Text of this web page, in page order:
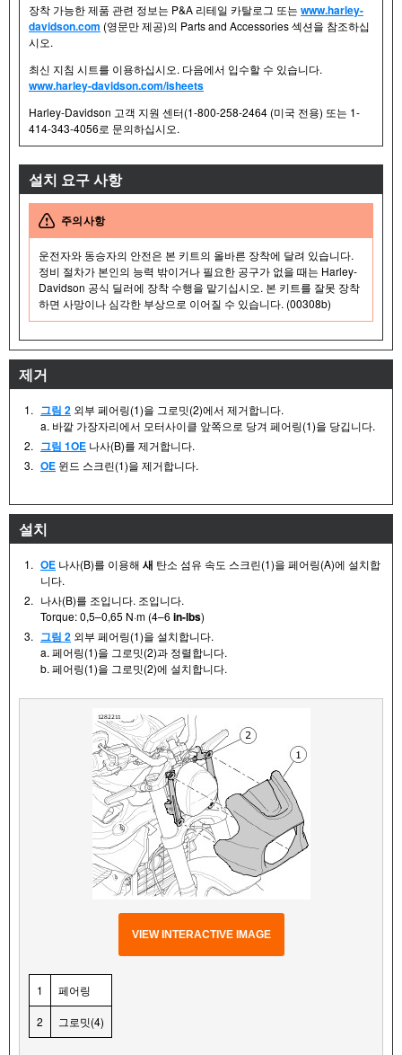
장착 가능한 제품 관련 정보는 P&A 리테일 카탈로그 또는 www.harley-
davidson.com (영문만 제공)의 Parts and Accessories 섹션을 참조하십
시오.
최신 지침 시트를 이용하십시오. 다음에서 입수할 수 있습니다.
www.harley-davidson.com/isheets
Harley-Davidson 고객 지원 센터(1-800-258-2464 (미국 전용) 또는 1-
414-343-4056로 문의하십시오.
설치 요구 사항
주의사항
운전자와 동승자의 안전은 본 키트의 올바른 장착에 달려 있습니다.
정비 절차가 본인의 능력 밖이거나 필요한 공구가 없을 때는 Harley-
Davidson 공식 딜러에 장착 수행을 맡기십시오. 본 키트를 잘못 장착
하면 사망이나 심각한 부상으로 이어질 수 있습니다. (00308b)
제거
1. 그림 2 외부 페어링(1)을 그로밋(2)에서 제거합니다.
a. 바깥 가장자리에서 모터사이클 앞쪽으로 당겨 페어링(1)을 당깁니다.
2. 그림 1OE 나사(B)를 제거합니다.
3. OE 윈드 스크린(1)을 제거합니다.
설치
1. OE 나사(B)를 이용해 새 탄소 섬유 속도 스크린(1)을 페어링(A)에 설치합
니다.
2. 나사(B)를 조입니다. 조입니다.
Torque: 0,5–0,65 N·m (4–6 in-lbs)
3. 그림 2 외부 페어링(1)을 설치합니다.
a. 페어링(1)을 그로밋(2)과 정렬합니다.
b. 페어링(1)을 그로밋(2)에 설치합니다.
VIEW INTERACTIVE IMAGE
1 페어링
2 그로밋(4)